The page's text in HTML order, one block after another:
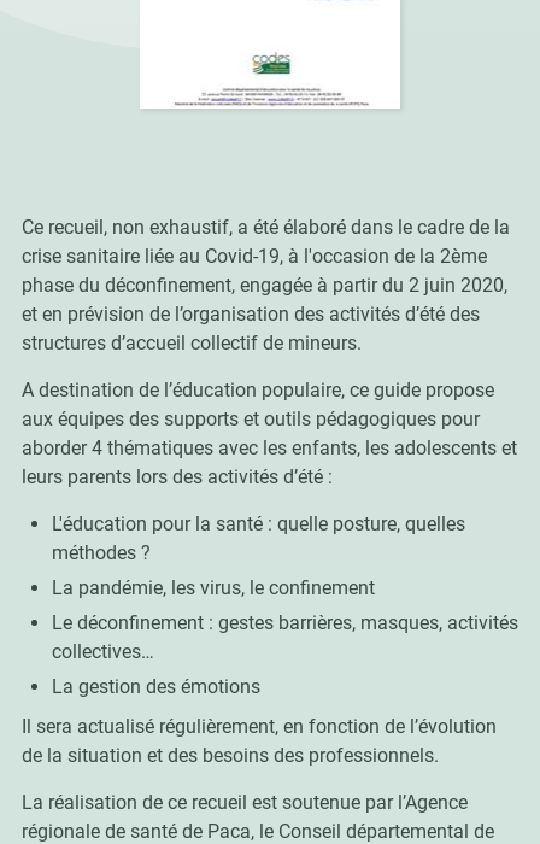
Ce recueil, non exhaustif, a été élaboré dans le cadre de la
crise sanitaire liée au Covid-19, à l'occasion de la 2ème
phase du déconfinement, engagée à partir du 2 juin 2020,
et en prévision de l’organisation des activités d’été des
structures d’accueil collectif de mineurs.
A destination de l’éducation populaire, ce guide propose
aux équipes des supports et outils pédagogiques pour
aborder 4 thématiques avec les enfants, les adolescents et
leurs parents lors des activités d’été :
L'éducation pour la santé : quelle posture, quelles
méthodes ?
La pandémie, les virus, le confinement
Le déconfinement : gestes barrières, masques, activités
collectives…
La gestion des émotions
Il sera actualisé régulièrement, en fonction de l’évolution
de la situation et des besoins des professionnels.
La réalisation de ce recueil est soutenue par l’Agence
régionale de santé de Paca, le Conseil départemental de